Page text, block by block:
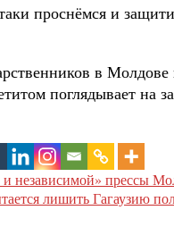
проснёмся и
в
поглядывает на
и независимой» прессы
лишить Гагаузию